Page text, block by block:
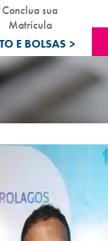
E BOLSAS >
Conclua sua
Matrícula